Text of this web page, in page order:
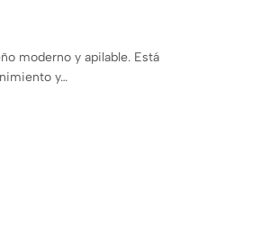
moderno y apilable. Está
y…